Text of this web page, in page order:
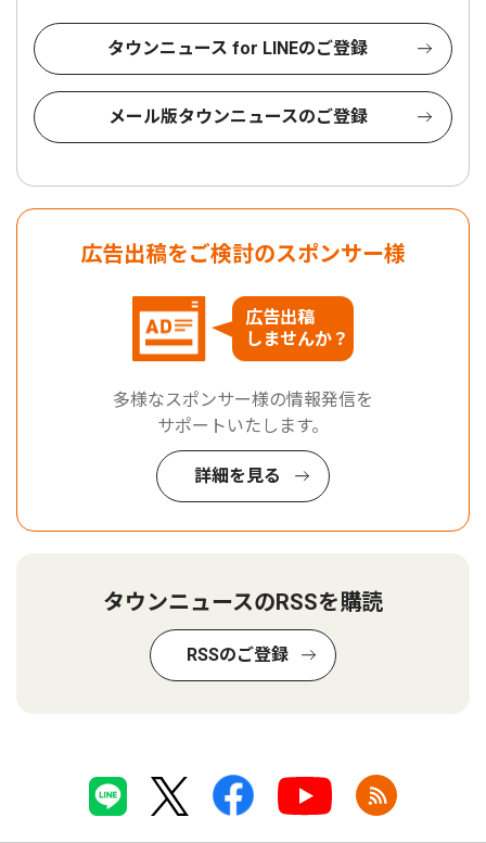
タウンニュース for LINEのご登録
メール版タウンニュースのご登録
広告出稿をご検討のスポンサー様
広告出稿
しませんか？
多様なスポンサー様の情報発信を
サポートいたします。
詳細を見る
タウンニュースのRSSを購読
RSSのご登録